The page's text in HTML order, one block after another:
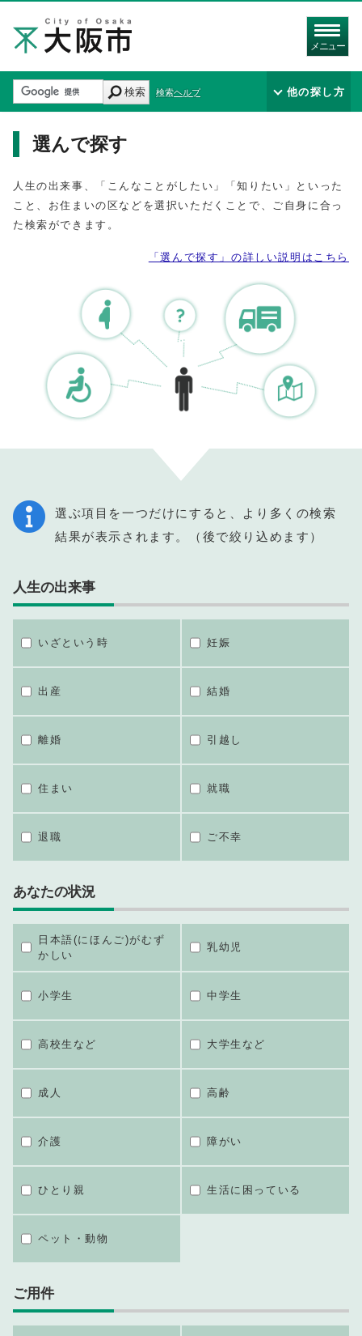
メニュー
検索 検索ヘルプ 他の探し方
選んで探す
人生の出来事、「こんなことがしたい」「知りたい」といった
こと、お住まいの区などを選択いただくことで、ご自身に合っ
た検索ができます。
「選んで探す」の詳しい説明はこちら
選ぶ項目を一つだけにすると、より多くの検索
結果が表示されます。（後で絞り込めます）
人生の出来事
いざという時 妊娠
出産 結婚
離婚 引越し
住まい 就職
退職 ご不幸
あなたの状況
日本語(にほんご)がむず
かしい
乳幼児
小学生 中学生
高校生など 大学生など
成人 高齢
介護 障がい
ひとり親 生活に困っている
ペット・動物
ご用件